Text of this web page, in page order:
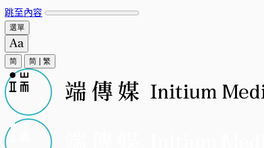
跳至內容
選單
简 简 繁